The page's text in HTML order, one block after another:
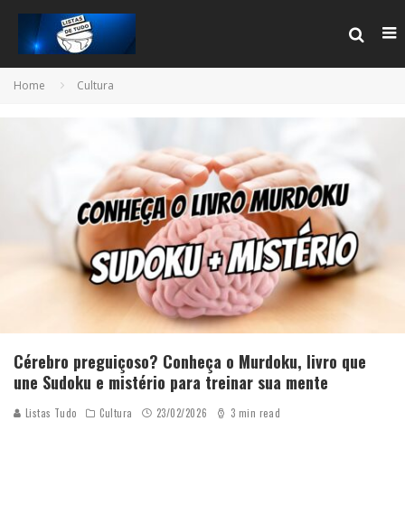
Home Cultura
Cérebro preguiçoso? Conheça o Murdoku, livro que
une Sudoku e mistério para treinar sua mente
Listas Tudo Cultura 23/02/2026 3 min read